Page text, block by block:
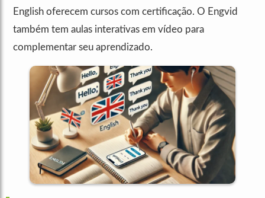
English oferecem cursos com certificação. O Engvid
também tem aulas interativas em vídeo para
complementar seu aprendizado.